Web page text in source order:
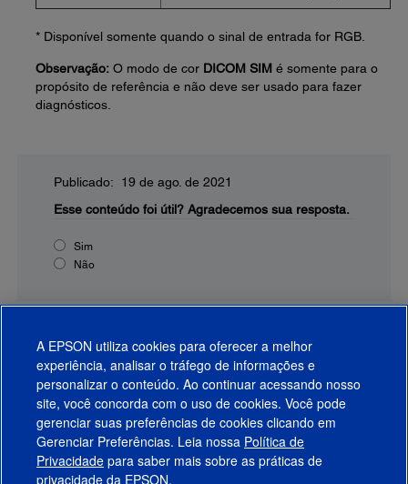
* Disponível somente quando o sinal de entrada for RGB.
Observação: O modo de cor DICOM SIM é somente para o
propósito de referência e não deve ser usado para fazer
diagnósticos.
Publicado: 19 de ago. de 2021
Esse conteúdo foi útil? Agradecemos sua resposta.
Sim
Não
Produtos
Suporte
A EPSON utiliza cookies para oferecer a melhor
experiência, analisar o tráfego de informações e
personalizar o conteúdo. Ao continuar acessando nosso
site, você concorda com o uso de cookies. Você pode
gerenciar suas preferências de cookies clicando em
Gerenciar Preferências. Leia nossa Política de
Privacidade para saber mais sobre as práticas de
privacidade da EPSON.